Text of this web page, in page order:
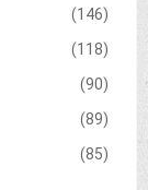
(146)
(118)
(90)
(89)
(85)